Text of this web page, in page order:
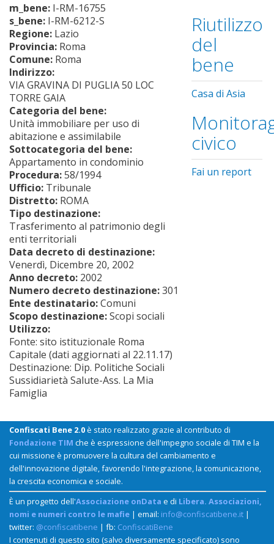
m_bene: I-RM-16755
s_bene: I-RM-6212-S
Regione: Lazio
Provincia: Roma
Comune: Roma
Indirizzo:
VIA GRAVINA DI PUGLIA 50 LOC
TORRE GAIA
Categoria del bene:
Unità immobiliare per uso di
abitazione e assimilabile
Sottocategoria del bene:
Appartamento in condominio
Procedura:58/1994
Ufficio: Tribunale
Distretto: ROMA
Tipo destinazione:
Trasferimento al patrimonio degli
enti territoriali
Data decreto di destinazione:
Venerdì, Dicembre 20, 2002
Anno decreto: 2002
Numero decreto destinazione:301
Ente destinatario:Comuni
Scopo destinazione:Scopi sociali
Utilizzo:
Fonte: sito istituzionale Roma
Capitale (dati aggiornati al 22.11.17)
Destinazione: Dip. Politiche Sociali
Sussidiarietà Salute-Ass. La Mia
Famiglia
Riutilizzo
del
bene
Casa di Asia
civico
Fai un report
Confiscati Bene 2.0è stato realizzato grazie al contributo di
Fondazione TIM che è espressione dell'impegno sociale di TIM e la
cui missione è promuovere la cultura del cambiamento e
dell'innovazione digitale, favorendo l'integrazione, la comunicazione,
la crescita economica e sociale.
È un progetto dell'Associazione onData e di Libera. Associazioni,
nomi e numeri contro le mafie | email: info@confiscatibene.it |
twitter: @confiscatibene | fb: ConfiscatiBene
I contenuti di questo sito (salvo diversamente specificato) sono